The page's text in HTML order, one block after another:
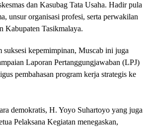
dan Kasubag Tata Usaha. Hadir pula
unsur organisasi profesi, serta perwakilan
Kabupaten Tasikmalaya.
suksesi kepemimpinan, Muscab ini juga
Laporan Pertanggungjawaban (LPJ)
pembahasan program kerja strategis ke
demokratis, H. Yoyo Suhartoyo yang juga
Pelaksana Kegiatan menegaskan,